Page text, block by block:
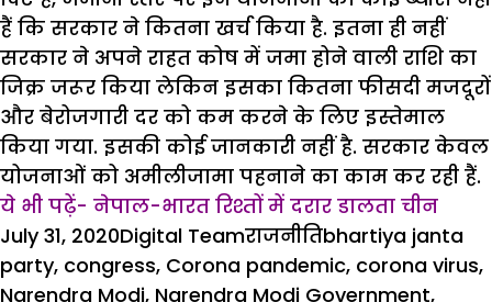
हैं कि सरकार ने कितना खर्च किया है. इतना ही नहीं
सरकार ने अपने राहत कोष में जमा होने वाली राशि का
जिक्र जरूर किया लेकिन इसका कितना फीसदी मजदूरों
और बेरोजगारी दर को कम करने के लिए इस्तेमाल
किया गया. इसकी कोई जानकारी नहीं है. सरकार केवल
योजनाओं को अमीलीजामा पहनाने का काम कर रही हैं.
ये भी पढ़ें- नेपाल-भारत रिश्तों में दरार डालता चीन
Posted
on
July 31, 2020Author
Digital TeamCategories
राजनीतिTags
bhartiya janta
party, congress, Corona pandemic, corona virus,
Narendra Modi, Narendra Modi Government,